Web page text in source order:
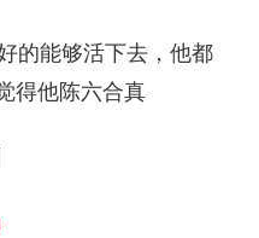
的能够活下去，他都
得他陈六合真